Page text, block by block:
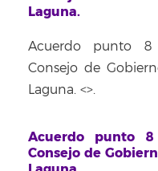
Laguna.
Acuerdo punto
Consejo de
Laguna. <>.
Acuerdo punto
Consejo de